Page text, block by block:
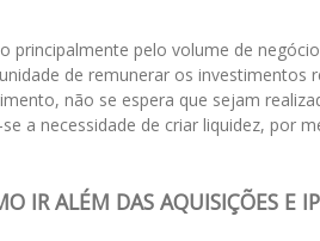
principalmente pelo volume de
de remunerar os investimentos
não se espera que sejam
a necessidade de criar liquidez, por
IR ALÉM DAS AQUISIÇÕES E